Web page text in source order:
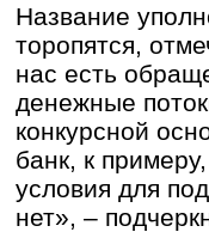
Название
торопятся,
нас есть
денежные
конкурсной
банк, к
условия для
нет», –